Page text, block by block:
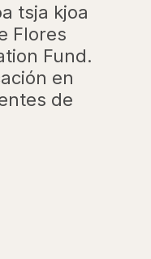
tsja kjoa
Flores
Fund.
en
de